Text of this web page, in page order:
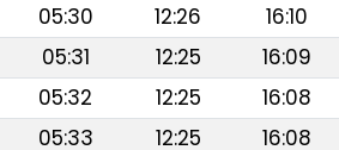
05:30 12:26 16:10
05:31 12:25 16:09
05:32 12:25 16:08
05:33 12:25 16:08